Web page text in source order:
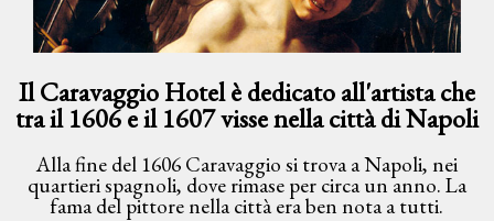
Il Caravaggio Hotel è dedicato all'artista che
tra il 1606 e il 1607 visse nella città di Napoli
Alla fine del 1606 Caravaggio si trova a Napoli, nei
quartieri spagnoli, dove rimase per circa un anno. La
fama del pittore nella città era ben nota a tutti.